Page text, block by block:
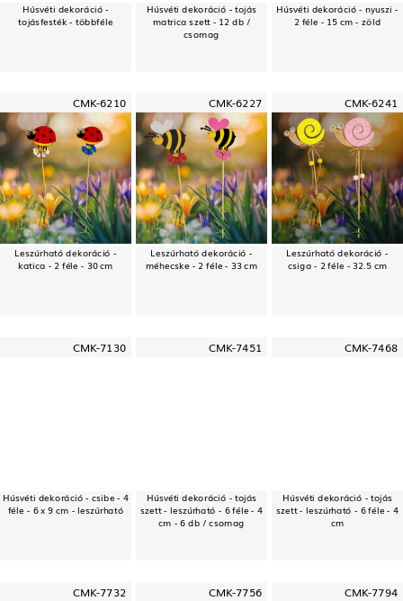
Húsvéti dekoráció -
tojásfesték - többféle
Húsvéti dekoráció - tojás
matrica szett - 12 db /
csomag
Húsvéti dekoráció - nyuszi -
2 féle - 15 cm - zöld
CMK-6210
Leszúrható dekoráció -
katica - 2 féle - 30 cm
CMK-6227
Leszúrható dekoráció -
méhecske - 2 féle - 33 cm
CMK-6241
Leszúrható dekoráció -
csiga - 2 féle - 32.5 cm
CMK-7130
Húsvéti dekoráció - csibe - 4
féle - 6 x 9 cm - leszúrható
CMK-7451
Húsvéti dekoráció - tojás
szett - leszúrható - 6 féle - 4
cm - 6 db / csomag
CMK-7468
Húsvéti dekoráció - tojás
szett - leszúrható - 6 féle - 4
cm
CMK-7732 CMK-7756 CMK-7794